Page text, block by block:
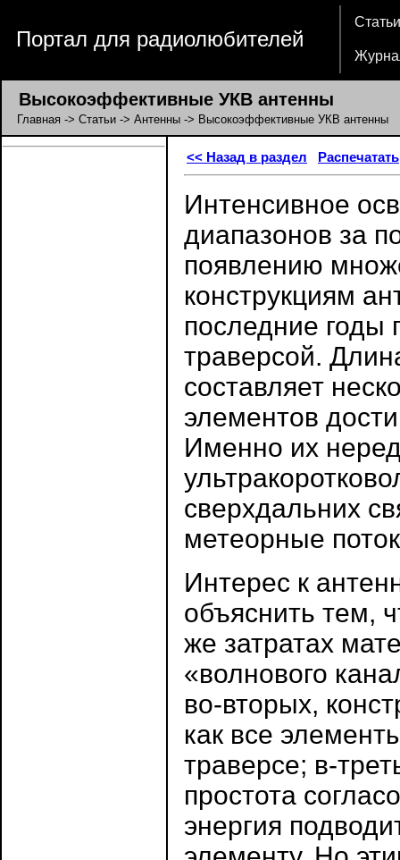
Портал для радиолюбителей
Статьи
Высокоэффективные УКВ антенны
Главная -> Статьи -> Антенны -> Высокоэффективные УКВ антенны
<< Назад в раздел Распечатать
Интенсивное
диапазонов за
появлению
конструкциям
последние годы
траверсой.
составляет
элементов
Именно их
сверхдальних
метеорные
Интерес к
объяснить тем,
же затратах
«волнового
во-вторых,
как все
траверсе; в-
простота
энергия